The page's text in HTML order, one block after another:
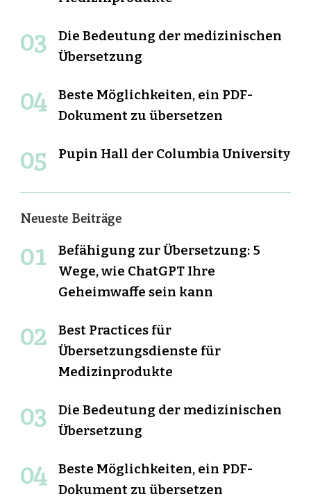
Die Bedeutung der medizinischen
Übersetzung
Beste Möglichkeiten, ein PDF-
Dokument zu übersetzen
Pupin Hall der Columbia University
Neueste Beiträge
Befähigung zur Übersetzung: 5
Wege, wie ChatGPT Ihre
Geheimwaffe sein kann
Best Practices für
Übersetzungsdienste für
Medizinprodukte
Die Bedeutung der medizinischen
Übersetzung
Beste Möglichkeiten, ein PDF-
Dokument zu übersetzen